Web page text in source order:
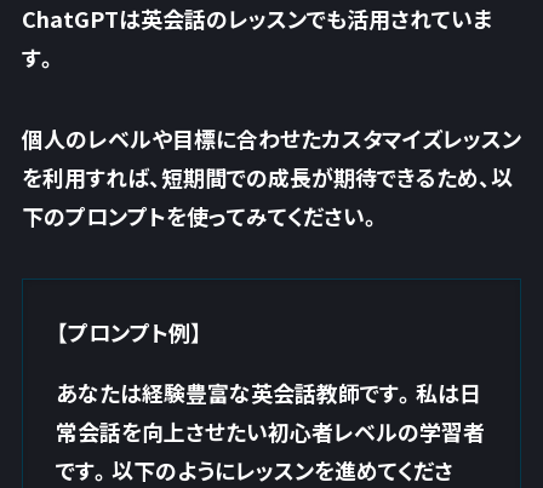
ChatGPTは英会話のレッスンでも活用されていま
す。
個人のレベルや目標に合わせたカスタマイズレッスン
を利用すれば、短期間での成長が期待できるため、以
下のプロンプトを使ってみてください。
【プロンプト例】
あなたは経験豊富な英会話教師です。私は日
常会話を向上させたい初心者レベルの学習者
です。以下のようにレッスンを進めてくださ